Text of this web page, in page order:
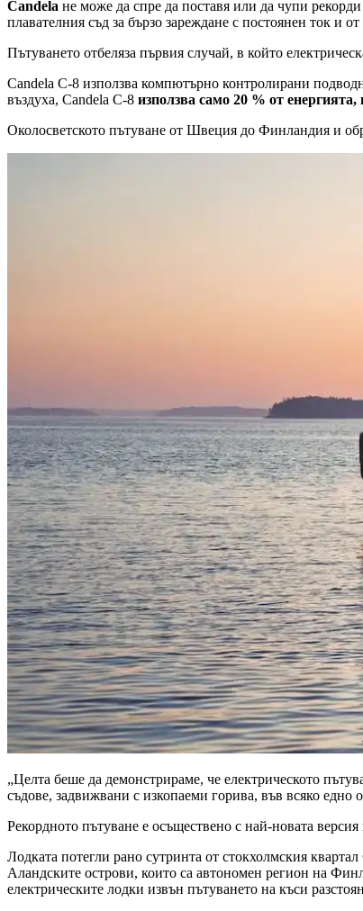
Candela не може да спре да поставя или да чупи
плавателния съд за бързо зареждане с постоянен ток и
Пътуването отбеляза първия случай, в който
Candela C-8 използва компютърно контролирани
въздуха, Candela C-8 използва само 20 % от
Околосветското пътуване от Швеция до Финландия и
„Целта беше да демонстрираме, че електрическото
съдове, задвижвани с изкопаеми горива, във всяко едно
Рекордното пътуване е осъществено с най-новата
Лодката потегли рано сутринта от стокхолмския
Аландските острови, които са автономен регион на
електрическите лодки извън пътуването на къси